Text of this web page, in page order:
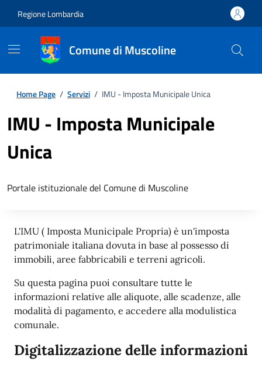
Regione Lombardia
Comune di Muscoline
Home Page / Servizi / IMU - Imposta Municipale Unica
IMU - Imposta Municipale
Unica
Portale istituzionale del Comune di Muscoline
L'IMU ( Imposta Municipale Propria) è un'imposta
patrimoniale italiana dovuta in base al possesso di
immobili, aree fabbricabili e terreni agricoli.
Su questa pagina puoi consultare tutte le
informazioni relative alle aliquote, alle scadenze, alle
modalità di pagamento, e accedere alla modulistica
comunale.
Digitalizzazione delle informazioni